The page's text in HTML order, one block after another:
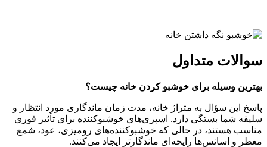
سوالات متداول
بهترین وسیله برای خوشبو کردن خانه چیست؟
پاسخ این سؤال به متراژ خانه، مدت زمان ماندگاری مورد انتظار و
سلیقه شما بستگی دارد. اسپری‌های خوشبوکننده برای تأثیر فوری
مناسب هستند، در حالی که خوشبوکننده‌های رومیزی، عود، شمع
معطر و اسانس‌ها رایحه‌ای ماندگارتر ایجاد می‌کنند.